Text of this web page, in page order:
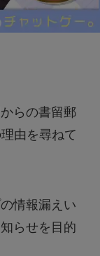
らの書留郵
由を尋ねて
情報漏えい
らせを目的